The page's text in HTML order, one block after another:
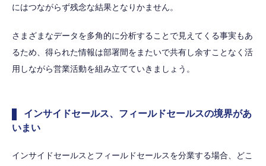
にはつながらず残念な結果となりかません。
さまざまなデータを多角的に分析することで見えてくる事実もあ
るため、得られた情報は部署間をまたいで共有し余すことなく活
用しながら営業活動を組み立てていきましょう。
インサイドセールス、フィールドセールスの境界があ
いまい
インサイドセールスとフィールドセールスを分業する場合、どこ